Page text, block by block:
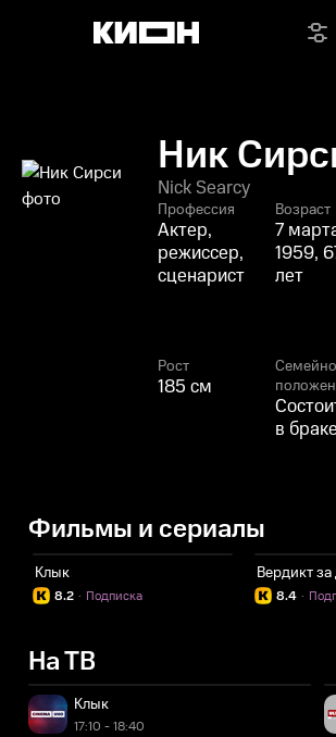
Ник
Nick Searcy
Профессия
Актер,
режиссер,
сценарист
Возраст
7
1959,
лет
Рост
185 см
в браке
Фильмы и сериалы
Клык
8.2 Подписка
·
Вердикт за
8.4 ·
На ТВ
Клык
17:10 - 18:40